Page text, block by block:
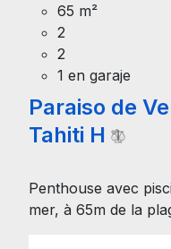
65 m²
2
2
1 en garaje
Paraiso de
Tahiti H
Penthouse avec
mer, à 65m de la